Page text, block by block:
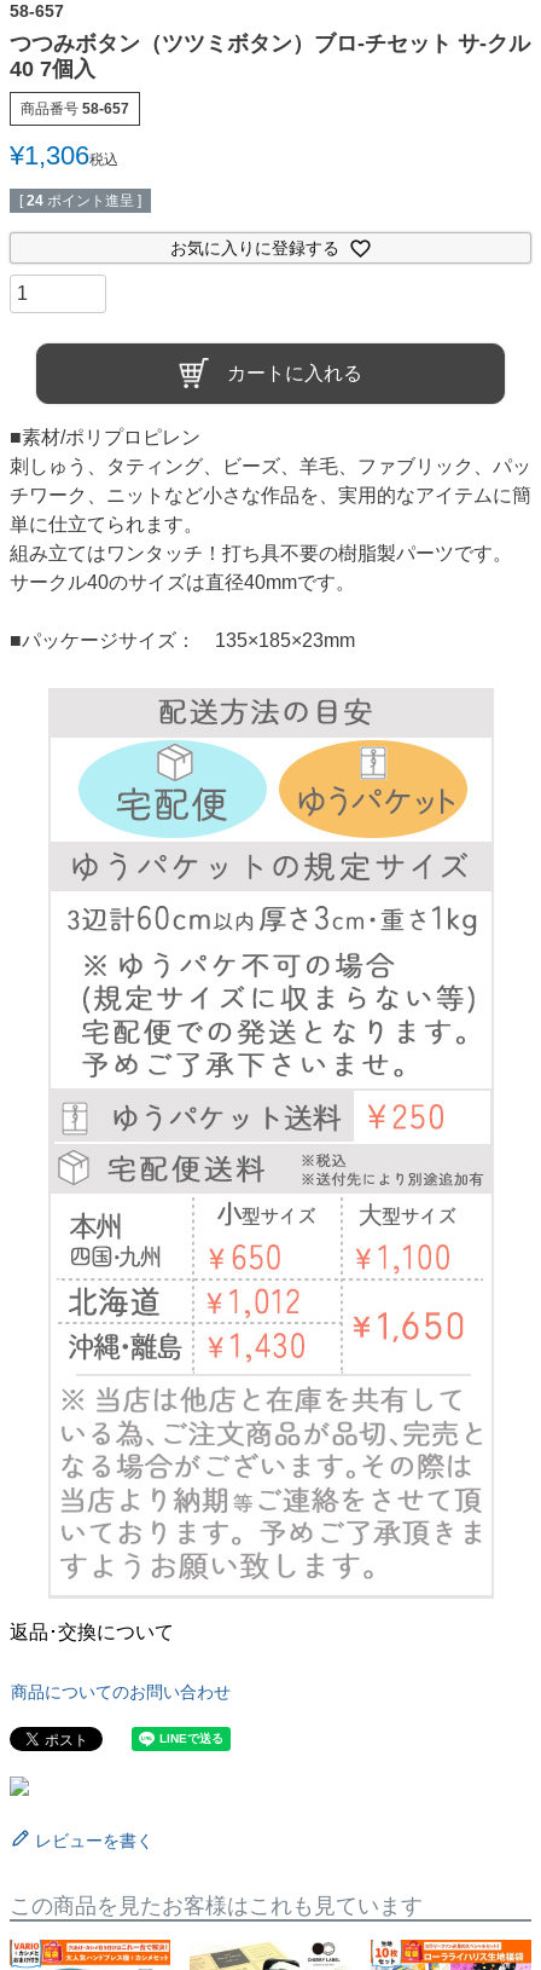
58-657
つつみボタン（ツツミボタン）ブロ-チセット サ-クル
40 7個入
商品番号 58-657
¥1,306税込
[ 24 ポイント進呈 ]
お気に入りに登録する
カートに入れる
■素材/ポリプロピレン
刺しゅう、タティング、ビーズ、羊毛、ファブリック、パッ
チワーク、ニットなど小さな作品を、実用的なアイテムに簡
単に仕立てられます。
組み立てはワンタッチ！打ち具不要の樹脂製パーツです。
サークル40のサイズは直径40mmです。
■パッケージサイズ： 135×185×23mm
返品･交換について
商品についてのお問い合わせ
レビューを書く
この商品を見たお客様はこれも見ています